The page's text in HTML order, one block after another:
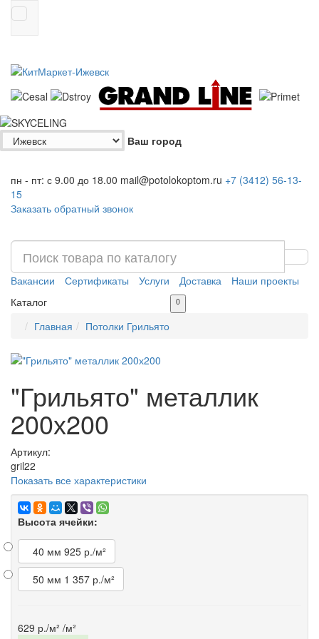
Ваш город
пн - пт: с 9.00 до 18.00 mail@potolokoptom.ru +7 (3412) 56-13-
15
Заказать обратный звонок
Вакансии Сертификаты Услуги Доставка
Наши проекты
Каталог
0
Главная Потолки Грильято
"Грильято" металлик
200х200
Артикул:
gril22
Показать все характеристики
Высота ячейки:
40 мм 925 р./м²
50 мм 1 357 р./м²
629 р./м² /м²